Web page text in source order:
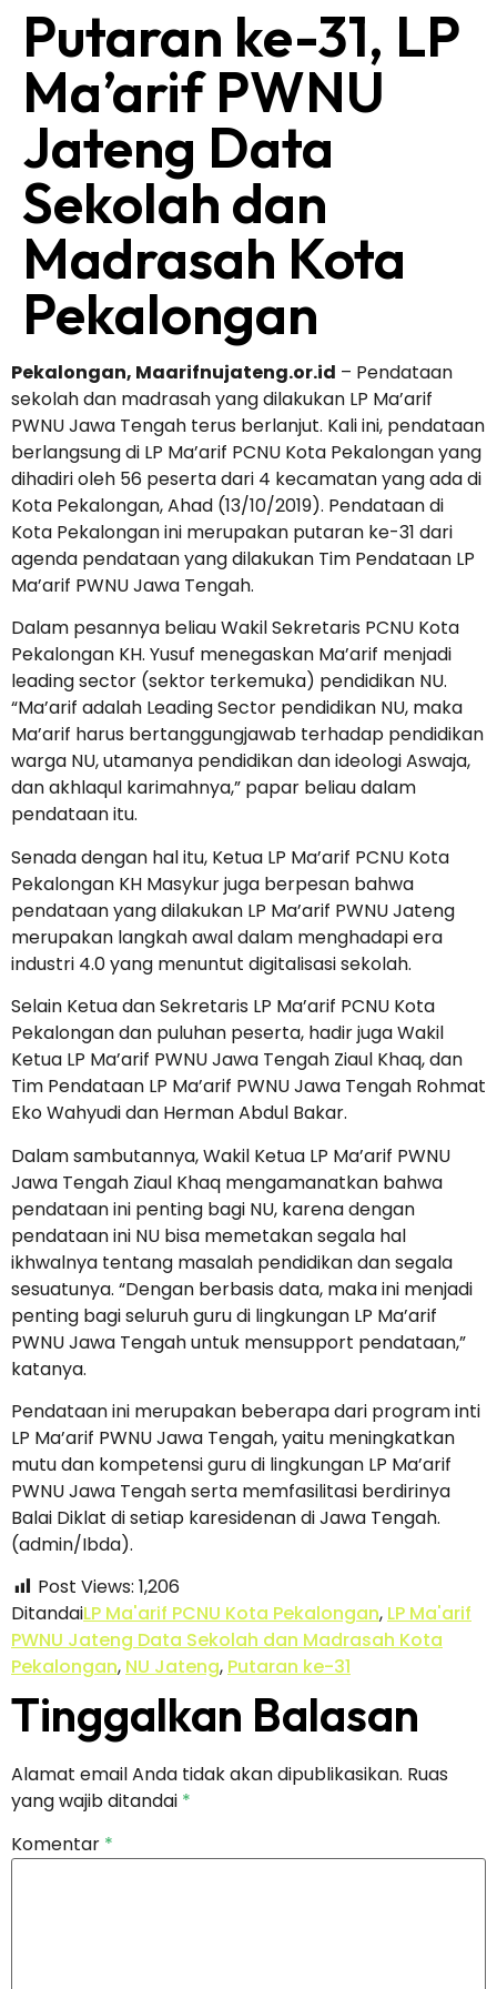
Putaran ke-31, LP
Ma’arif PWNU
Jateng Data
Sekolah dan
Madrasah Kota
Pekalongan
Pekalongan, Maarifnujateng.or.id – Pendataan
sekolah dan madrasah yang dilakukan LP Ma’arif
PWNU Jawa Tengah terus berlanjut. Kali ini, pendataan
berlangsung di LP Ma’arif PCNU Kota Pekalongan yang
dihadiri oleh 56 peserta dari 4 kecamatan yang ada di
Kota Pekalongan, Ahad (13/10/2019). Pendataan di
Kota Pekalongan ini merupakan putaran ke-31 dari
agenda pendataan yang dilakukan Tim Pendataan LP
Ma’arif PWNU Jawa Tengah.
Dalam pesannya beliau Wakil Sekretaris PCNU Kota
Pekalongan KH. Yusuf menegaskan Ma’arif menjadi
leading sector (sektor terkemuka) pendidikan NU.
“Ma’arif adalah Leading Sector pendidikan NU, maka
Ma’arif harus bertanggungjawab terhadap pendidikan
warga NU, utamanya pendidikan dan ideologi Aswaja,
dan akhlaqul karimahnya,” papar beliau dalam
pendataan itu.
Senada dengan hal itu, Ketua LP Ma’arif PCNU Kota
Pekalongan KH Masykur juga berpesan bahwa
pendataan yang dilakukan LP Ma’arif PWNU Jateng
merupakan langkah awal dalam menghadapi era
industri 4.0 yang menuntut digitalisasi sekolah.
Selain Ketua dan Sekretaris LP Ma’arif PCNU Kota
Pekalongan dan puluhan peserta, hadir juga Wakil
Ketua LP Ma’arif PWNU Jawa Tengah Ziaul Khaq, dan
Tim Pendataan LP Ma’arif PWNU Jawa Tengah Rohmat
Eko Wahyudi dan Herman Abdul Bakar.
Dalam sambutannya, Wakil Ketua LP Ma’arif PWNU
Jawa Tengah Ziaul Khaq mengamanatkan bahwa
pendataan ini penting bagi NU, karena dengan
pendataan ini NU bisa memetakan segala hal
ikhwalnya tentang masalah pendidikan dan segala
sesuatunya. “Dengan berbasis data, maka ini menjadi
penting bagi seluruh guru di lingkungan LP Ma’arif
PWNU Jawa Tengah untuk mensupport pendataan,”
katanya.
Pendataan ini merupakan beberapa dari program inti
LP Ma’arif PWNU Jawa Tengah, yaitu meningkatkan
mutu dan kompetensi guru di lingkungan LP Ma’arif
PWNU Jawa Tengah serta memfasilitasi berdirinya
Balai Diklat di setiap karesidenan di Jawa Tengah.
(admin/Ibda).
Post Views: 1,206
DitandaiLP Ma'arif PCNU Kota Pekalongan, LP Ma'arif
PWNU Jateng Data Sekolah dan Madrasah Kota
Pekalongan, NU Jateng, Putaran ke-31
Tinggalkan Balasan
Alamat email Anda tidak akan dipublikasikan. Ruas
yang wajib ditandai *
Komentar *